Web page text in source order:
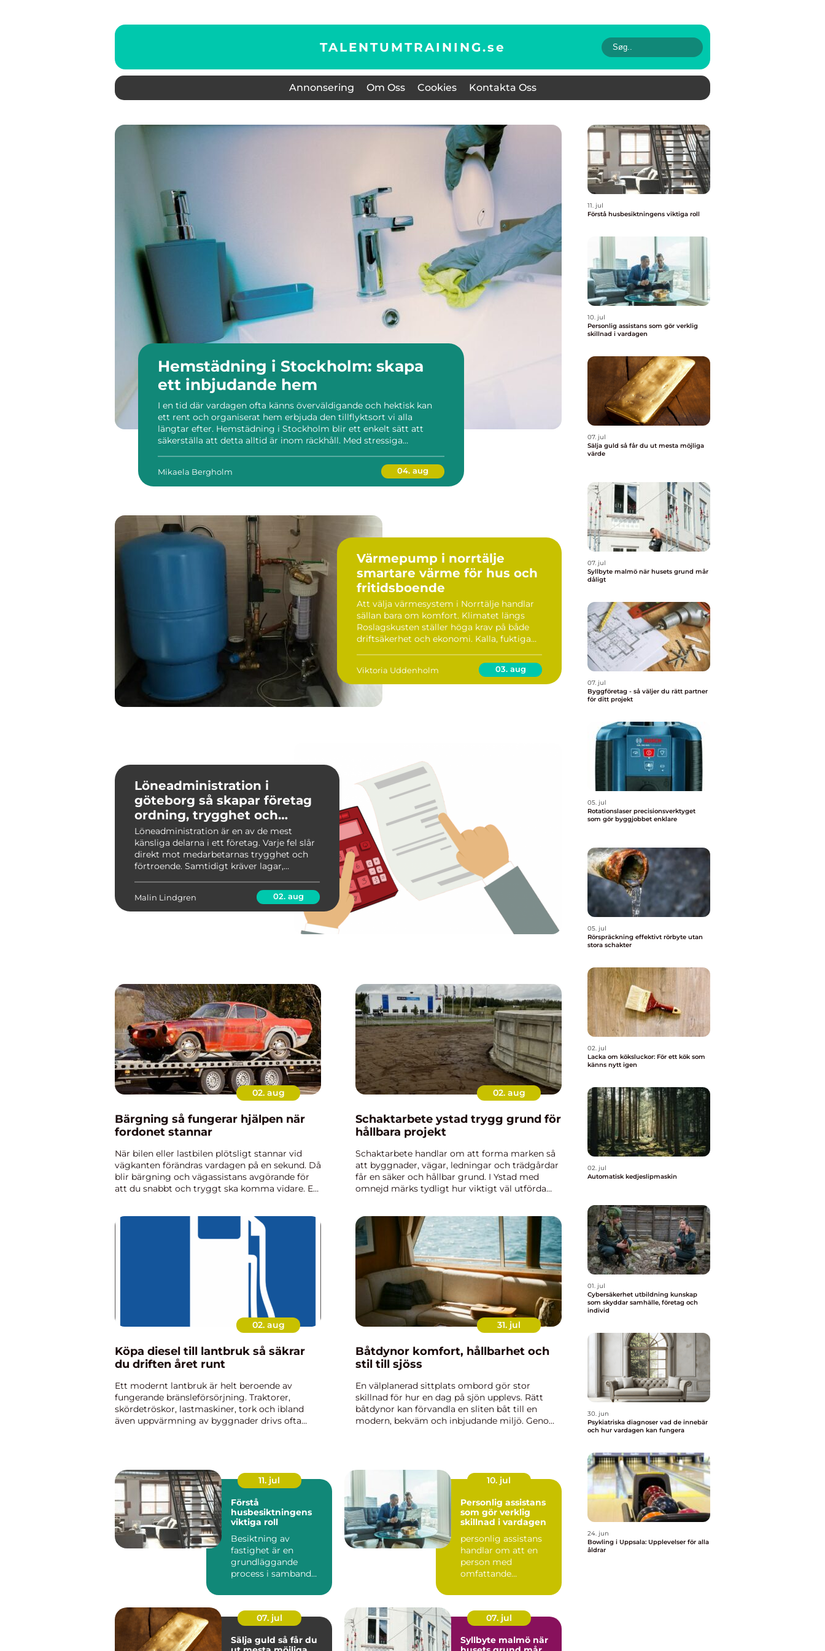
TALENTUMTRAINING.se
Annonsering Om Oss Cookies Kontakta Oss
Hemstädning i Stockholm: skapa
ett inbjudande hem
I en tid där vardagen ofta känns överväldigande och hektisk kan
ett rent och organiserat hem erbjuda den tillflyktsort vi alla
längtar efter. Hemstädning i Stockholm blir ett enkelt sätt att
säkerställa att detta alltid är inom räckhåll. Med stressiga
Mikaela Bergholm 04. aug
Värmepump i norrtälje
smartare värme för hus och
fritidsboende
Att välja värmesystem i Norrtälje handlar
sällan bara om komfort. Klimatet längs
Roslagskusten ställer höga krav på både
driftsäkerhet och ekonomi. Kalla, fuktiga
temperaturväxlingar gör att många
husägare ...
Viktoria Uddenholm 03. aug
Löneadministration i
göteborg så skapar företag
ordning, trygghet och
effektivitet
Löneadministration är en av de mest
känsliga delarna i ett företag. Varje fel slår
direkt mot medarbetarnas trygghet och
förtroende. Samtidigt kräver lagar,
rätt i tid, varje månad. För företag i
Göteborg ...
Malin Lindgren 02. aug
02. aug
Bärgning så fungerar hjälpen när
fordonet stannar
När bilen eller lastbilen plötsligt stannar vid
vägkanten förändras vardagen på en sekund. Då
blir bärgning och vägassistans avgörande för
att du snabbt och tryggt ska komma vidare. En
02. aug
Schaktarbete ystad trygg grund för
hållbara projekt
Schaktarbete handlar om att forma marken så
att byggnader, vägar, ledningar och trädgårdar
får en säker och hållbar grund. I Ystad med
omnejd märks tydligt hur viktigt väl utförda
02. aug
Köpa diesel till lantbruk så säkrar
du driften året runt
Ett modernt lantbruk är helt beroende av
fungerande bränsleförsörjning. Traktorer,
skördetröskor, lastmaskiner, tork och ibland
även uppvärmning av byggnader drivs ofta
31. jul
Båtdynor komfort, hållbarhet och
stil till sjöss
En välplanerad sittplats ombord gör stor
skillnad för hur en dag på sjön upplevs. Rätt
båtdynor kan förvandla en sliten båt till en
modern, bekväm och inbjudande miljö. Genom
11. jul
Förstå
husbesiktningens
viktiga roll
Besiktning av
fastighet är en
grundläggande
process i samband
och f...
10. jul
Personlig assistans
som gör verklig
skillnad i vardagen
personlig assistans
handlar om att en
person med
omfattande
får stöd i vardagen...
07. jul
Sälja guld så får du
07. jul
Syllbyte malmö när
11. jul
Förstå husbesiktningens viktiga roll
10. jul
Personlig assistans som gör verklig
skillnad i vardagen
07. jul
Sälja guld så får du ut mesta möjliga
värde
07. jul
Syllbyte malmö när husets grund mår
dåligt
07. jul
Byggföretag - så väljer du rätt partner
för ditt projekt
05. jul
Rotationslaser precisionsverktyget
som gör byggjobbet enklare
05. jul
Rörspräckning effektivt rörbyte utan
stora schakter
02. jul
Lacka om köksluckor: För ett kök som
känns nytt igen
02. jul
Automatisk kedjeslipmaskin
01. jul
Cybersäkerhet utbildning kunskap
som skyddar samhälle, företag och
individ
30. jun
Psykiatriska diagnoser vad de innebär
och hur vardagen kan fungera
24. jun
Bowling i Uppsala: Upplevelser för alla
åldrar